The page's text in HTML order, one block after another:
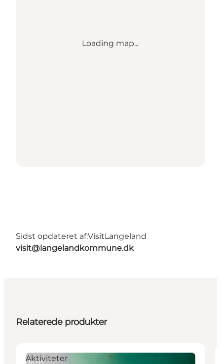
Loading map...
Sidst opdateret af:VisitLangeland
visit@langelandkommune.dk
Relaterede produkter
Aktiviteter